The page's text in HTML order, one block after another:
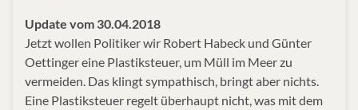
Update vom 30.04.2018
Jetzt wollen Politiker wir Robert Habeck und Günter
Oettinger eine Plastiksteuer, um Müll im Meer zu
vermeiden. Das klingt sympathisch, bringt aber nichts.
Eine Plastiksteuer regelt überhaupt nicht, was mit dem